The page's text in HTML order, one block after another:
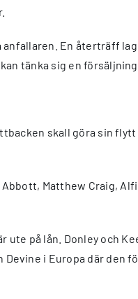
En återträff
tänka sig en
skall göra sin
Matthew Craig,
ute på lån. Donley och
i Europa där